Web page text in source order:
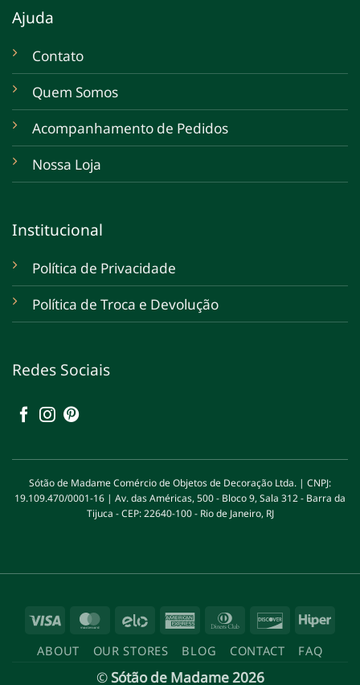
Ajuda
Contato
Quem Somos
Acompanhamento de Pedidos
Nossa Loja
Institucional
Política de Privacidade
Política de Troca e Devolução
Redes Sociais
Sótão de Madame Comércio de Objetos de Decoração Ltda. | CNPJ:
19.109.470/0001-16 | Av. das Américas, 500 - Bloco 9, Sala 312 - Barra da
Tijuca - CEP: 22640-100 - Rio de Janeiro, RJ
Visa MasterCard
Elo
AmericanDinners
Discover
ABOUT OUR STORES BLOG CONTACT FAQ
©Sótão de Madame 2026